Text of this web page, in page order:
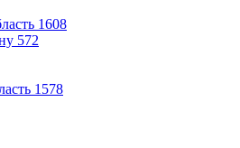
1608
572
1578